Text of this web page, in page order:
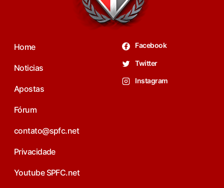
Home
Noticias
Apostas
Fórum
contato@spfc.net
Privacidade
Youtube SPFC.net
Facebook
Twitter
Instagram